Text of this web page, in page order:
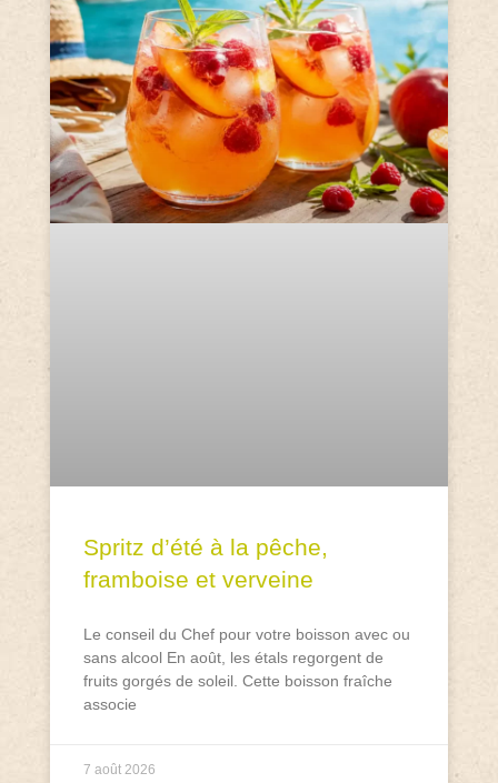
Spritz d’été à la pêche,
framboise et verveine
Le conseil du Chef pour votre boisson avec ou
sans alcool En août, les étals regorgent de
fruits gorgés de soleil. Cette boisson fraîche
associe
7 août 2026